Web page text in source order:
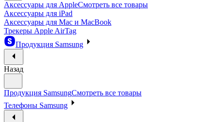
Аксессуары для AppleСмотреть все товары
Аксессуары для iPad
Аксессуары для Mac и MacBook
Трекеры Apple AirTag
Продукция Samsung
Назад
Продукция SamsungСмотреть все товары
Телефоны Samsung